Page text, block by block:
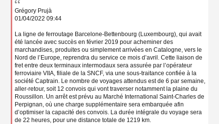
Grégory Prujà
01/04/2022 09:44
La ligne de ferroutage Barcelone-Bettenbourg (Luxembourg), qui avait
été lancée avec succès en février 2019 pour acheminer des
marchandises, produites ou simplement arrivées en Catalogne, vers le
Nord de l’Europe, reprendra du service ce mois d’avril. Cette liaison de
fret entre deux terminaux intermodaux sera assurée par l’opérateur
ferroviaire VIIA, filiale de la SNCF, via une sous-traitance confiée à la
société Captrain. Le nombre de voyages attendus est de 6 par semaine,
aller-retour, soit 12 convois qui vont traverser notamment la plaine du
Roussillon. Un arrêt est prévu au Marché International Saint-Charles de
Perpignan, où une charge supplémentaire sera embarquée afin
d’optimiser la capacité des convois. La durée intégrale du voyage sera
de 22 heures, pour une distance totale de 1219 km.